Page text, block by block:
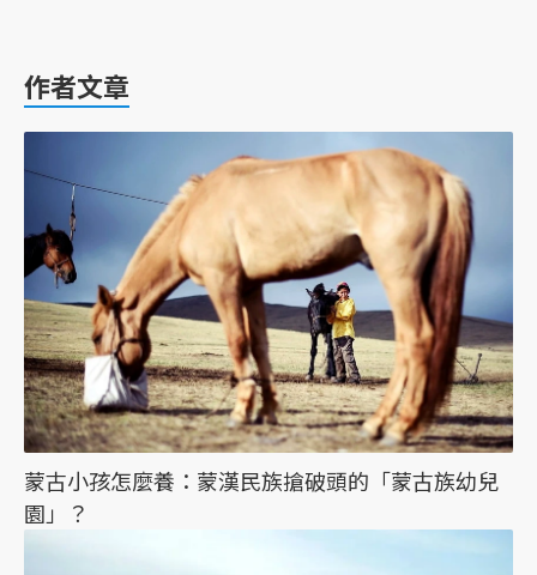
作者文章
蒙古小孩怎麼養：蒙漢民族搶破頭的「蒙古族幼兒
園」？